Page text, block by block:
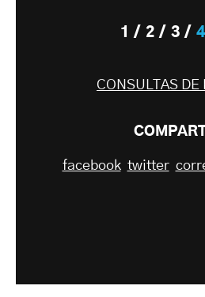
1 2 3 4
CONSULTAS DE
facebook twitter